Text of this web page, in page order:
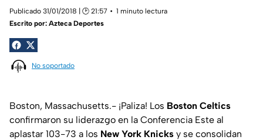
Publicado 31/01/2018 | 🕑 21:57
1 minuto lectura
Escrito por: Azteca Deportes
No soportado
Boston, Massachusetts.- ¡Paliza! Los Boston Celtics
confirmaron su liderazgo en la Conferencia Este al
aplastar 103-73 a los New York Knicks y se consolidan